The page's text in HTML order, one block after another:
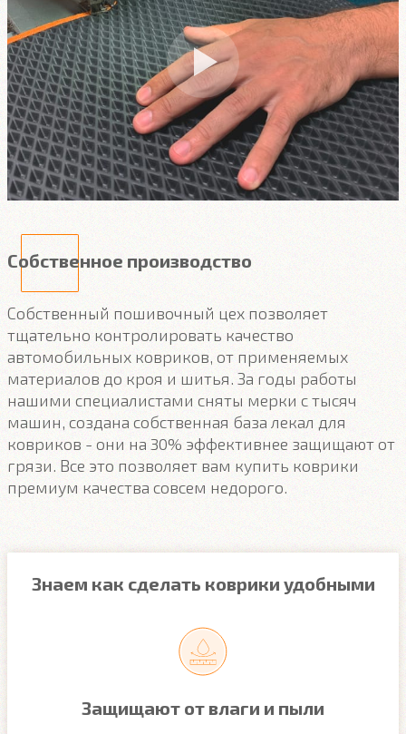
Собственное производство
Собственный пошивочный цех позволяет
тщательно контролировать качество
автомобильных ковриков, от применяемых
материалов до кроя и шитья. За годы работы
нашими специалистами сняты мерки с тысяч
машин, создана собственная база лекал для
ковриков - они на 30% эффективнее защищают от
грязи. Все это позволяет вам купить коврики
премиум качества совсем недорого.
Знаем как сделать коврики удобными
Защищают от влаги и пыли